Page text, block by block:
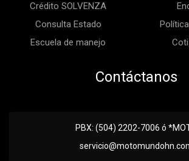
Crédito SOLVENZA
Consulta Estado
Escuela de manejo
Contáctanos
PBX: (504) 2202-7006 ó